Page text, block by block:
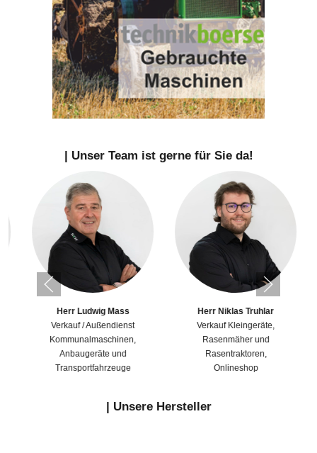
| Unser Team ist gerne für Sie da!
Herr Ludwig Mass
Verkauf / Außendienst
Kommunalmaschinen,
Anbaugeräte und
Transportfahrzeuge
Herr Niklas Truhlar
Verkauf Kleingeräte,
Rasenmäher und
Rasentraktoren,
Onlineshop
| Unsere Hersteller